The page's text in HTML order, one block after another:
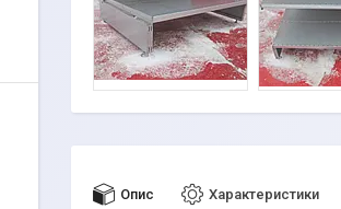
Опис Характеристики